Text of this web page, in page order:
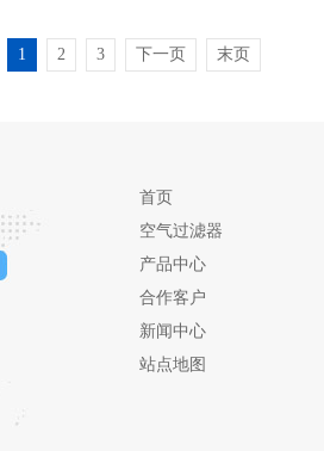
1 2 3 下一页 末页
首页
空气过滤器
产品中心
合作客户
新闻中心
站点地图